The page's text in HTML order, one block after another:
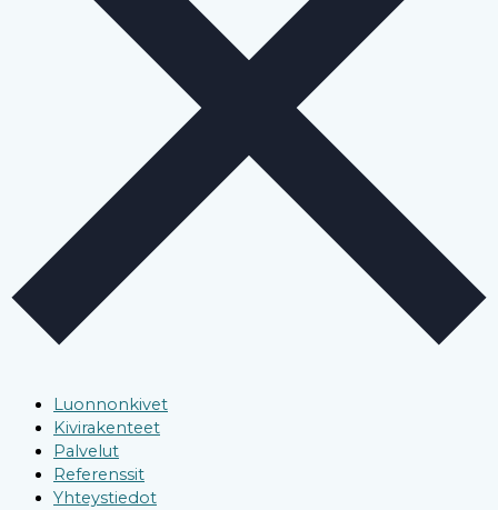
Luonnonkivet
Kivirakenteet
Palvelut
Referenssit
Yhteystiedot